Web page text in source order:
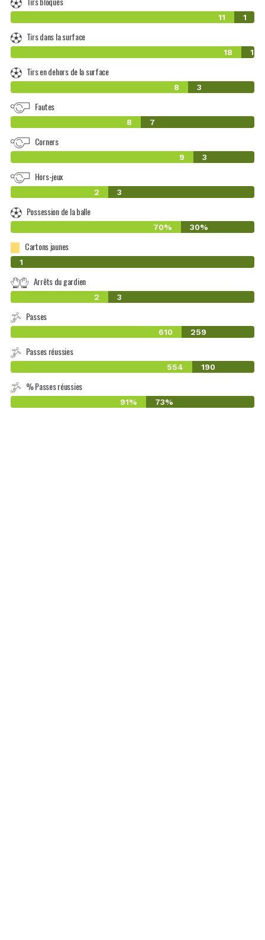
11 1
Tirs dans la surface
18 1
Tirs en dehors de la surface
8 3
Fautes
8 7
Corners
9 3
Hors-jeux
2 3
Possession de la balle
70% 30%
Cartons jaunes
0
1
Arrêts du gardien
2 3
Passes
610 259
Passes réussies
554 190
% Passes réussies
91% 73%